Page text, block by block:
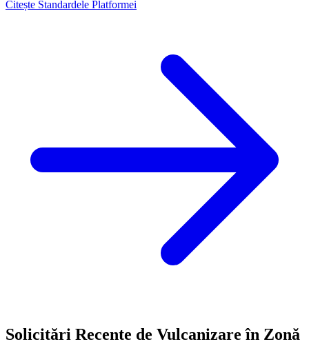
Citește Standardele Platformei
Solicitări Recente de Vulcanizare în Zonă